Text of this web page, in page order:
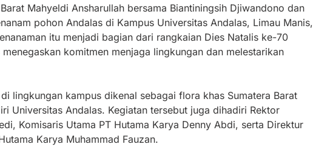
Mahyeldi Ansharullah bersama Biantiningsih Djiwandono dan
pohon Andalas di Kampus Universitas Andalas, Limau Manis,
itu menjadi bagian dari rangkaian Dies Natalis ke-70
komitmen menjaga lingkungan dan melestarikan
lingkungan kampus dikenal sebagai flora khas Sumatera Barat
Universitas Andalas. Kegiatan tersebut juga dihadiri Rektor
Komisaris Utama PT Hutama Karya Denny Abdi, serta Direktur
Karya Muhammad Fauzan.